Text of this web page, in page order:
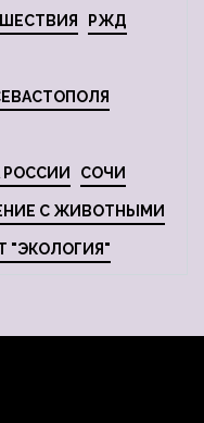
РЖД
СОЧИ
С ЖИВОТНЫМИ
"ЭКОЛОГИЯ"